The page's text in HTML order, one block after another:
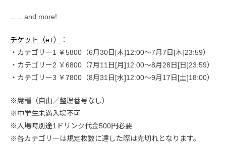
……and more!
チケット（e+）
：
・カテゴリー1 ￥5800（6月30日[木]12:00～7月7日[木]23:59）
・カテゴリー2 ￥6800（7月11日[月]12:00～8月28日[日]23:59）
・カテゴリー3 ￥7800（8月31日[水]12:00～9月17日[土]18:00）
※席種（自由／整理番号なし）
※中学生未満入場不可
※入場時別途1ドリンク代金500円必要
※各カテゴリーは規定枚数に達した際は売切れとなります。